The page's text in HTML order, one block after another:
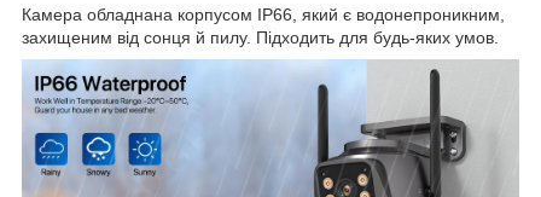
Камера обладнана корпусом IP66, який є водонепроникним,
захищеним від сонця й пилу. Підходить для будь-яких умов.